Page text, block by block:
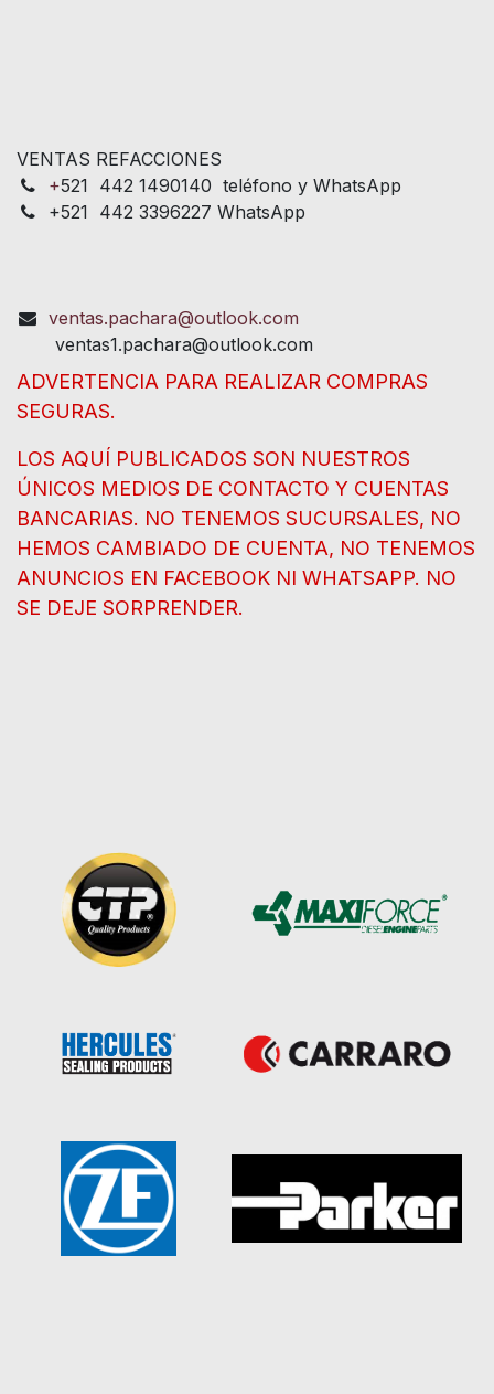
VENTAS REFACCIONES
+521 442 1490140 teléfono y WhatsApp
+521 442 3396227 WhatsApp
ventas.pachara@outlook.com
ventas1.pachara@outlook.com
ADVERTENCIA PARA REALIZAR COMPRAS
SEGURAS.
LOS AQUÍ PUBLICADOS SON NUESTROS
ÚNICOS MEDIOS DE CONTACTO Y CUENTAS
BANCARIAS. NO TENEMOS SUCURSALES, NO
HEMOS CAMBIADO DE CUENTA, NO TENEMOS
ANUNCIOS EN FACEBOOK NI WHATSAPP. NO
SE DEJE SORPRENDER.